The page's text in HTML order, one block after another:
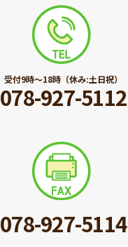
受付9時〜18時（休み:土日祝）
078-927-5112
078-927-5114